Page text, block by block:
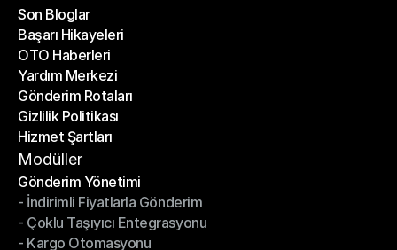
Son Bloglar
Son Bloglar
Başarı Hikayeleri
Başarı Hikayeleri
OTO Haberleri
OTO Haberleri
Yardım Merkezi
Yardım Merkezi
Gönderim Rotaları
Gönderim Rotaları
Gizlilik Politikası
Gizlilik Politikası
Hizmet Şartları
Hizmet Şartları
Modüller
Gönderim Yönetimi
Gönderim Yönetimi
- İndirimli Fiyatlarla Gönderim
- İndirimli Fiyatlarla Gönderim
- Çoklu Taşıyıcı Entegrasyonu
- Çoklu Taşıyıcı Entegrasyonu
- Kargo Otomasyonu